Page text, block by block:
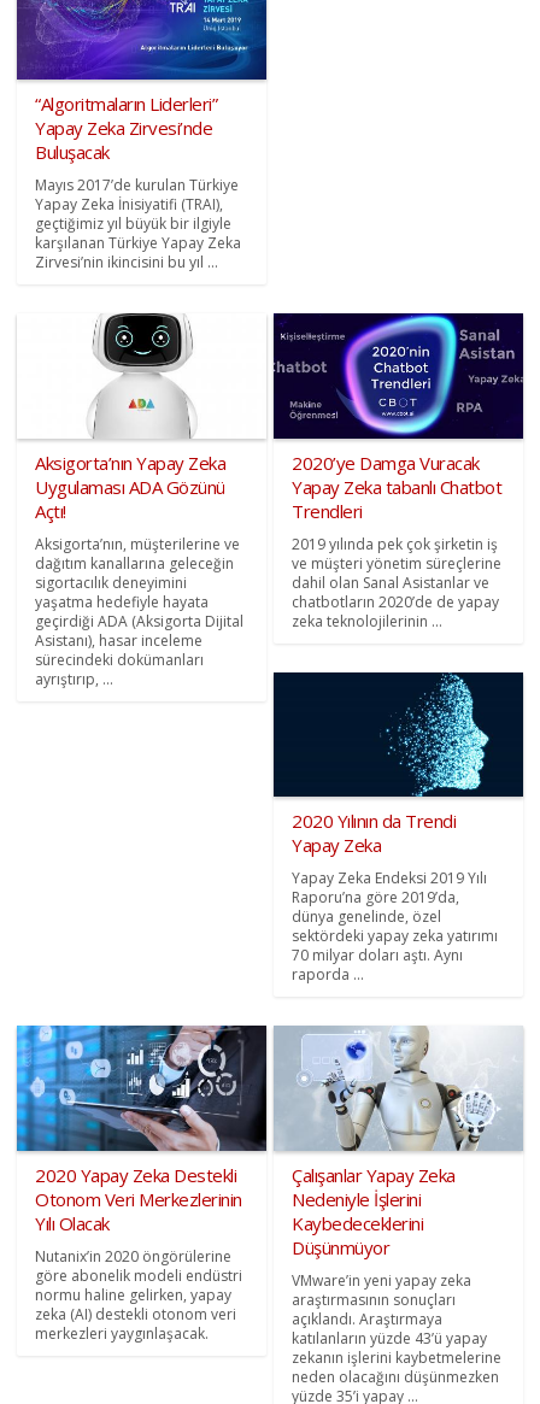
“Algoritmaların Liderleri”
Yapay Zeka Zirvesi’nde
Buluşacak
Mayıs 2017’de kurulan Türkiye
Yapay Zeka İnisiyatifi (TRAI),
geçtiğimiz yıl büyük bir ilgiyle
karşılanan Türkiye Yapay Zeka
Zirvesi’nin ikincisini bu yıl ...
Aksigorta’nın Yapay Zeka
Uygulaması ADA Gözünü
Açtı!
Aksigorta’nın, müşterilerine ve
dağıtım kanallarına geleceğin
sigortacılık deneyimini
yaşatma hedefiyle hayata
geçirdiği ADA (Aksigorta Dijital
Asistanı), hasar inceleme
sürecindeki dokümanları
ayrıştırıp, ...
2020’ye Damga Vuracak
Yapay Zeka tabanlı Chatbot
Trendleri
2019 yılında pek çok şirketin iş
ve müşteri yönetim süreçlerine
dahil olan Sanal Asistanlar ve
chatbotların 2020’de de yapay
zeka teknolojilerinin ...
2020 Yılının da Trendi
Yapay Zeka
Yapay Zeka Endeksi 2019 Yılı
Raporu’na göre 2019’da,
dünya genelinde, özel
sektördeki yapay zeka yatırımı
70 milyar doları aştı. Aynı
raporda ...
2020 Yapay Zeka Destekli
Otonom Veri Merkezlerinin
Yılı Olacak
Nutanix’in 2020 öngörülerine
göre abonelik modeli endüstri
normu haline gelirken, yapay
zeka (AI) destekli otonom veri
merkezleri yaygınlaşacak.
Çalışanlar Yapay Zeka
Nedeniyle İşlerini
Kaybedeceklerini
Düşünmüyor
VMware’in yeni yapay zeka
araştırmasının sonuçları
açıklandı. Araştırmaya
katılanların yüzde 43’ü yapay
zekanın işlerini kaybetmelerine
neden olacağını düşünmezken
yüzde 35’i yapay ...